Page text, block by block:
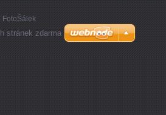
stránek zdarma